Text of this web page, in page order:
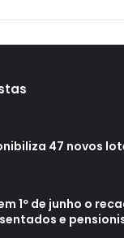
47 novos
1º de junho o
e